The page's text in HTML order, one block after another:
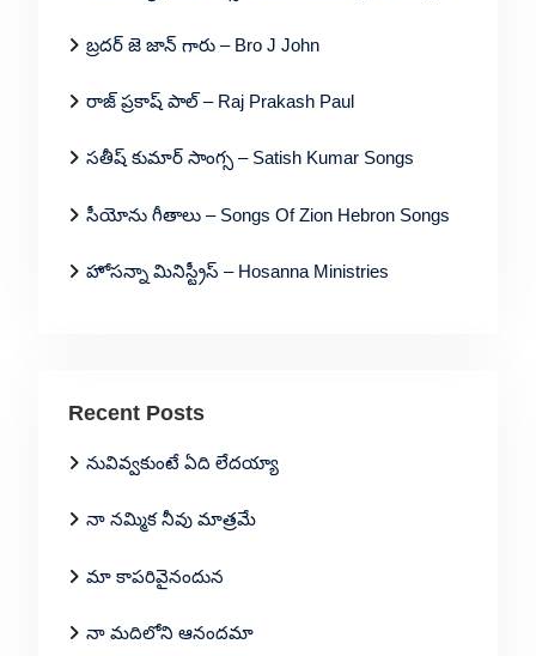
బ్రదర్ జె జాన్ గారు – Bro J John
రాజ్ ప్రకాష్ పాల్ – Raj Prakash Paul
సతీష్ కుమార్ సాంగ్స – Satish Kumar Songs
సీయోను గీతాలు – Songs Of Zion Hebron Songs
హోసన్నా మినిస్ట్రీస్ – Hosanna Ministries
Recent Posts
నువివ్వకుంటే ఏది లేదయ్యా
నా నమ్మిక నీవు మాత్రమే
మా కాపరివైనందున
నా మదిలోని ఆనందమా